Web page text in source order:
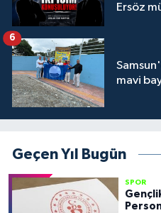
Ersöz
mavi
6
Geçen Yıl Bugün
SPOR